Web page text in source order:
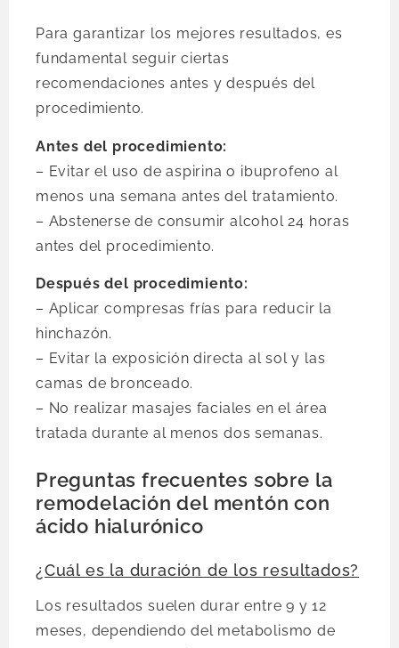
Para garantizar los mejores resultados, es
fundamental seguir ciertas
recomendaciones antes y después del
procedimiento.
Antes del procedimiento:
– Evitar el uso de aspirina o ibuprofeno al
menos una semana antes del tratamiento.
– Abstenerse de consumir alcohol 24 horas
antes del procedimiento.
Después del procedimiento:
– Aplicar compresas frías para reducir la
hinchazón.
– Evitar la exposición directa al sol y las
camas de bronceado.
– No realizar masajes faciales en el área
tratada durante al menos dos semanas.
Preguntas frecuentes sobre la
remodelación del mentón con
ácido hialurónico
¿Cuál es la duración de los resultados?
Los resultados suelen durar entre 9 y 12
meses, dependiendo del metabolismo de